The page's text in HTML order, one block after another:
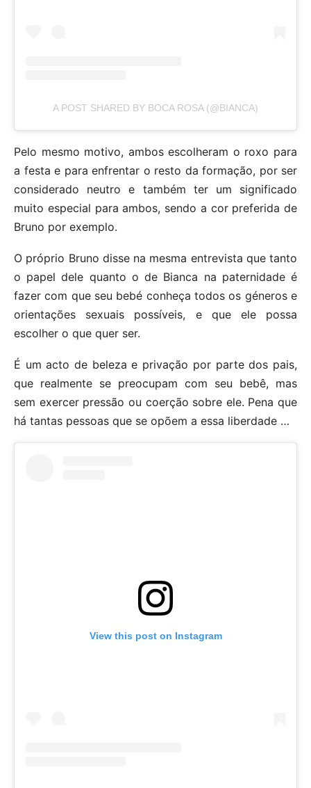
A POST SHARED BY BOCA ROSA (@BIANCA)
Pelo mesmo motivo, ambos escolheram o roxo para
a festa e para enfrentar o resto da formação, por ser
considerado neutro e também ter um significado
muito especial para ambos, sendo a cor preferida de
Bruno por exemplo.
O próprio Bruno disse na mesma entrevista que tanto
o papel dele quanto o de Bianca na paternidade é
fazer com que seu bebé conheça todos os géneros e
orientações sexuais possíveis, e que ele possa
escolher o que quer ser.
É um acto de beleza e privação por parte dos pais,
que realmente se preocupam com seu bebê, mas
sem exercer pressão ou coerção sobre ele. Pena que
há tantas pessoas que se opõem a essa liberdade …
View this post on Instagram